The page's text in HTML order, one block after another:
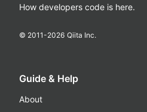
How developers code is here.
© 2011-2026 Qiita Inc.
Guide & Help
About